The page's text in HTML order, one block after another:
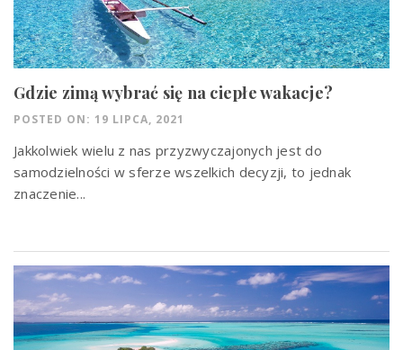
Gdzie zimą wybrać się na ciepłe wakacje?
POSTED ON: 19 LIPCA, 2021
Jakkolwiek wielu z nas przyzwyczajonych jest do
samodzielności w sferze wszelkich decyzji, to jednak
znaczenie...